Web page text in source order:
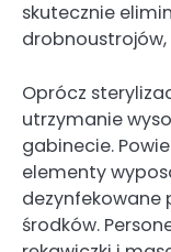
skutecznie
drobnoustrojów,
Oprócz
utrzymanie
gabinecie.
elementy
dezynfekowane
środków.